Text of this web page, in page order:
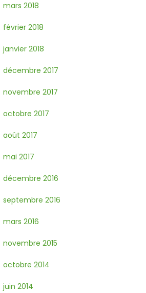
mars 2018
février 2018
janvier 2018
décembre 2017
novembre 2017
octobre 2017
août 2017
mai 2017
décembre 2016
septembre 2016
mars 2016
novembre 2015
octobre 2014
juin 2014